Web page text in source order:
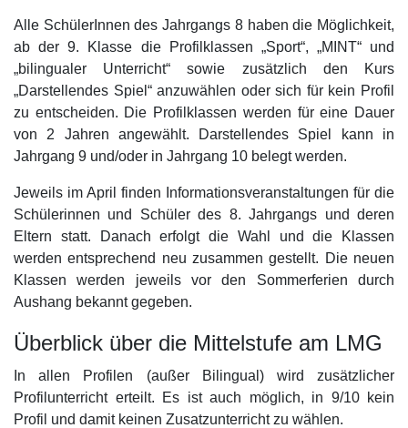
Alle SchülerInnen des Jahrgangs 8 haben die Möglichkeit,
ab der 9. Klasse die Profilklassen „Sport“, „MINT“ und
„bilingualer Unterricht“ sowie zusätzlich den Kurs
„Darstellendes Spiel“ anzuwählen oder sich für kein Profil
zu entscheiden. Die Profilklassen werden für eine Dauer
von 2 Jahren angewählt. Darstellendes Spiel kann in
Jahrgang 9 und/oder in Jahrgang 10 belegt werden.
Jeweils im April finden Informationsveranstaltungen für die
Schülerinnen und Schüler des 8. Jahrgangs und deren
Eltern statt. Danach erfolgt die Wahl und die Klassen
werden entsprechend neu zusammen gestellt. Die neuen
Klassen werden jeweils vor den Sommerferien durch
Aushang bekannt gegeben.
Überblick über die Mittelstufe am LMG
In allen Profilen (außer Bilingual) wird zusätzlicher
Profilunterricht erteilt. Es ist auch möglich, in 9/10 kein
Profil und damit keinen Zusatzunterricht zu wählen.